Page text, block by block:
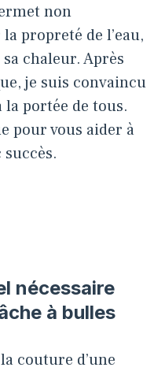
non
propreté de l’eau,
chaleur. Après
je suis convaincu
la portée de tous.
pour vous aider à
nécessaire
à bulles
couture d’une